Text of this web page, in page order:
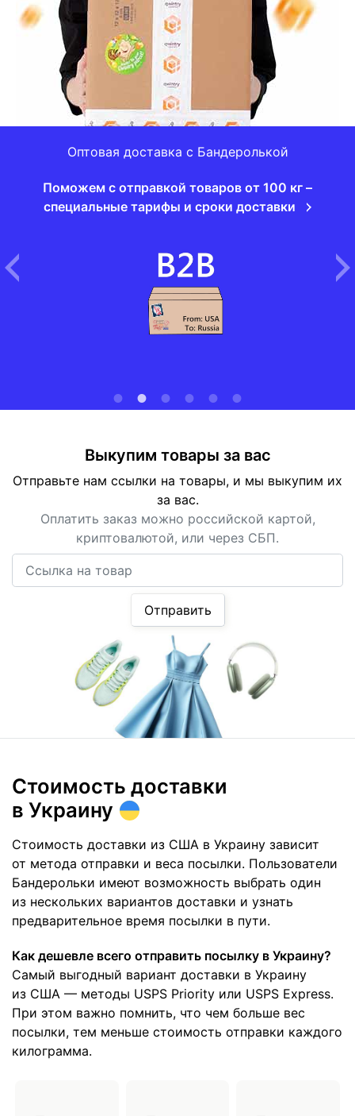
Оптовая доставка с Бандеролькой
Поможем с отправкой товаров от 100 кг –
специальные тарифы и сроки доставки
Выкупим товары за вас
Отправьте нам ссылки на товары, и мы выкупим их
за вас.
Оплатить заказ можно российской картой,
криптовалютой, или через СБП.
Отправить
Стоимость доставки
в Украину
Стоимость доставки из США в Украину зависит
от метода отправки и веса посылки. Пользователи
Бандерольки имеют возможность выбрать один
из нескольких вариантов доставки и узнать
предварительное время посылки в пути.
Как дешевле всего отправить посылку в Украину?
Самый выгодный вариант доставки в Украину
из США — методы USPS Priority или USPS Express.
При этом важно помнить, что чем больше вес
посылки, тем меньше стоимость отправки каждого
килограмма.